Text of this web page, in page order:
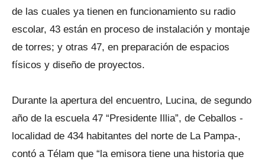
de las cuales ya tienen en funcionamiento su radio
escolar, 43 están en proceso de instalación y montaje
de torres; y otras 47, en preparación de espacios
físicos y diseño de proyectos.
Durante la apertura del encuentro, Lucina, de segundo
año de la escuela 47 “Presidente Illia”, de Ceballos -
localidad de 434 habitantes del norte de La Pampa-,
contó a Télam que “la emisora tiene una historia que